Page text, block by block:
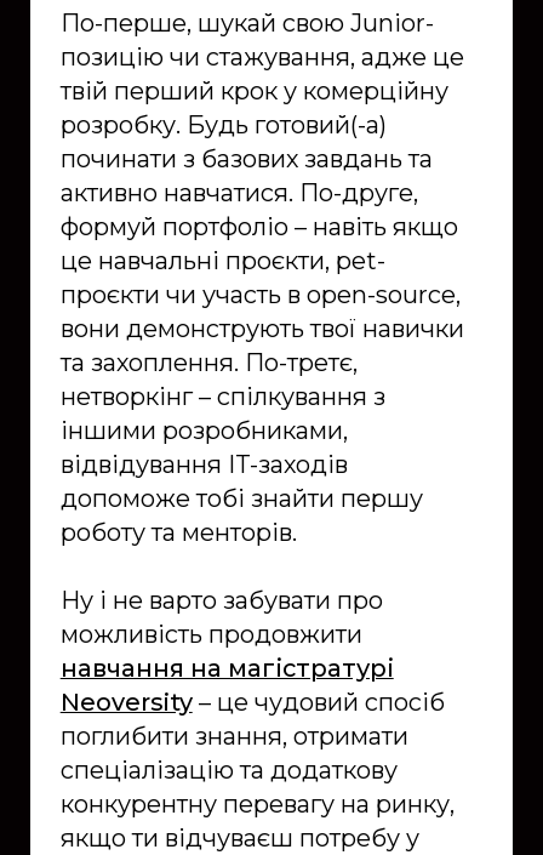
По-перше, шукай свою Junior-
позицію чи стажування, адже це
твій перший крок у комерційну
розробку. Будь готовий(-а)
починати з базових завдань та
активно навчатися. По-друге,
формуй портфоліо – навіть якщо
це навчальні проєкти, pet-
проєкти чи участь в open-source,
вони демонструють твої навички
та захоплення. По-третє,
нетворкінг – спілкування з
іншими розробниками,
відвідування IT-заходів
допоможе тобі знайти першу
роботу та менторів.
Ну і не варто забувати про
можливість продовжити
навчання на магістратурі
Neoversity– це чудовий спосіб
поглибити знання, отримати
спеціалізацію та додаткову
конкурентну перевагу на ринку,
якщо ти відчуваєш потребу у